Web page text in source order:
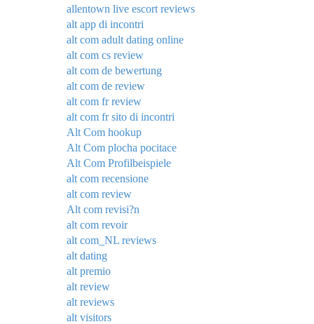
allentown live escort reviews
alt app di incontri
alt com adult dating online
alt com cs review
alt com de bewertung
alt com de review
alt com fr review
alt com fr sito di incontri
Alt Com hookup
Alt Com plocha pocitace
Alt Com Profilbeispiele
alt com recensione
alt com review
Alt com revisi?n
alt com revoir
alt com_NL reviews
alt dating
alt premio
alt review
alt reviews
alt visitors